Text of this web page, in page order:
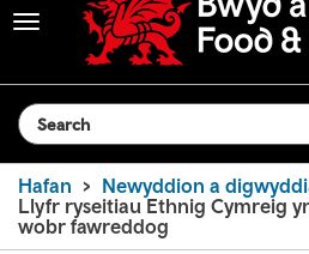
Toggle
navigation
Search the website
Hafan Newyddion a
Llyfr ryseitiau Ethnig Cymreig
wobr fawreddog